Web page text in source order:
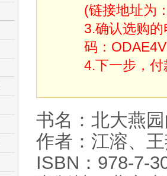
(链接地址为
3.确认选购
码：
4.下一步，
书名：北大燕
作者：江溶、
ISBN：978-7-